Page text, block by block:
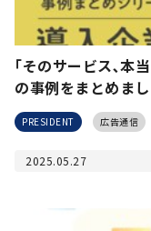
｢そのサービス､本
の事例をまとめま
PRESIDENT 広告通信
2025.05.27